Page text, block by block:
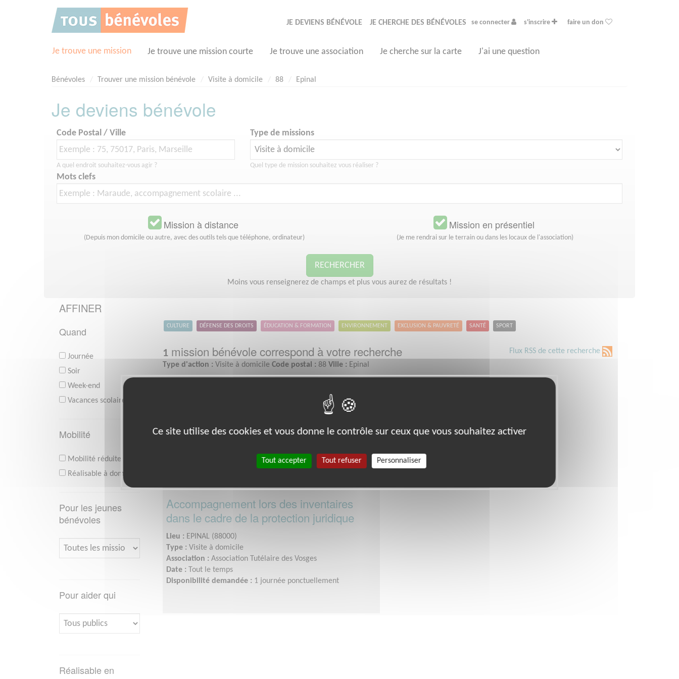
JE DEVIENS BÉNÉVOLE JE CHERCHE DES BÉNÉVOLES se connecter s'inscrire faire un don
Je trouve une mission Je trouve une mission courte Je trouve une association Je cherche sur la carte J'ai une question
Bénévoles Trouver une mission bénévole Visite à domicile 88 Epinal
Je deviens bénévole
Code Postal / Ville
A quel endroit souhaitez-vous agir ?
Type de missions
Quel type de mission souhaitez vous réaliser ?
Mots clefs
Mission à distance
(Depuis mon domicile ou autre, avec des outils tels que téléphone, ordinateur)
Mission en présentiel
(Je me rendrai sur le terrain ou dans les locaux de l'association)
RECHERCHER
Moins vous renseignerez de champs et plus vous aurez de résultats !
AFFINER
Quand
Journée
Soir
Week-end
Vacances scolaires
Mobilité
Mobilité réduite
Réalisable à domicile
Pour les jeunes
bénévoles
Pour aider qui
Réalisable en
CULTURE DÉFENSE DES DROITS ÉDUCATION & FORMATION ENVIRONNEMENT EXCLUSION & PAUVRETÉ SANTÉ SPORT
Flux RSS de cette recherche
1 mission bénévole correspond à votre recherche
Type d'action : Visite à domicile Code postal : 88 Ville : Epinal
Accompagnement lors des inventaires
dans le cadre de la protection juridique
Lieu : EPINAL (88000)
Type : Visite à domicile
Association : Association Tutélaire des Vosges
Date :
Tout le temps
Disponibilité demandée : 1 journée ponctuellement
Ce site utilise des cookies et vous donne le contrôle sur ceux que vous souhaitez activer
Tout accepter Tout refuser Personnaliser